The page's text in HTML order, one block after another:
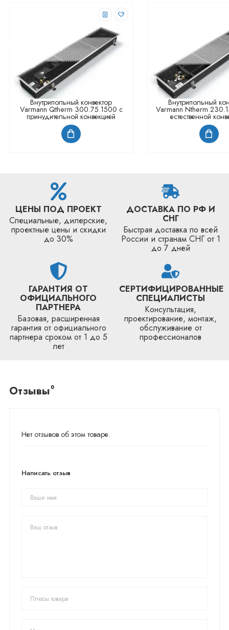
Внутрипольный конвектор
Varmann Qtherm 300.75.1500 с
принудительной конвекцией
Внутрипольный
Varmann Ntherm
естественной
ЦЕНЫ ПОД ПРОЕКТ
Специальные, дилерские,
проектные цены и скидки
до 30%
ДОСТАВКА ПО РФ И
СНГ
Быстрая доставка по всей
России и странам СНГ от 1
до 7 дней
ГАРАНТИЯ ОТ
ОФИЦИАЛЬНОГО
ПАРТНЕРА
Базовая, расширенная
гарантия от официального
партнера сроком от 1 до 5
лет
СЕРТИФИЦИРОВАННЫЕ
СПЕЦИАЛИСТЫ
Консультация,
проектирование, монтаж,
обслуживание от
профессионалов
Отзывы 0
Нет отзывов об этом товаре.
Написать отзыв